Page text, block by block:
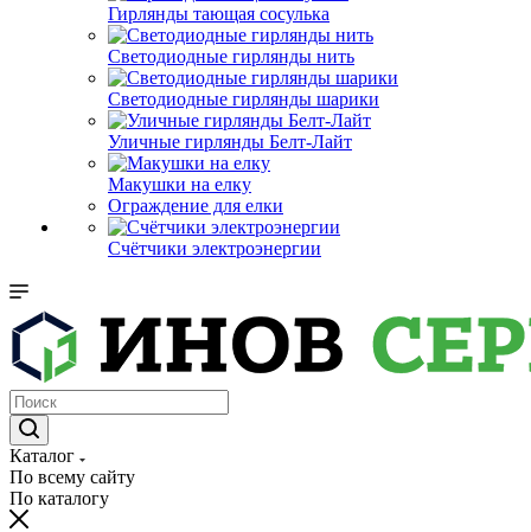
Гирлянды тающая сосулька
Светодиодные гирлянды нить
Светодиодные гирлянды шарики
Уличные гирлянды Белт-Лайт
Макушки на елку
Ограждение для елки
Счётчики электроэнергии
Каталог
По всему сайту
По каталогу